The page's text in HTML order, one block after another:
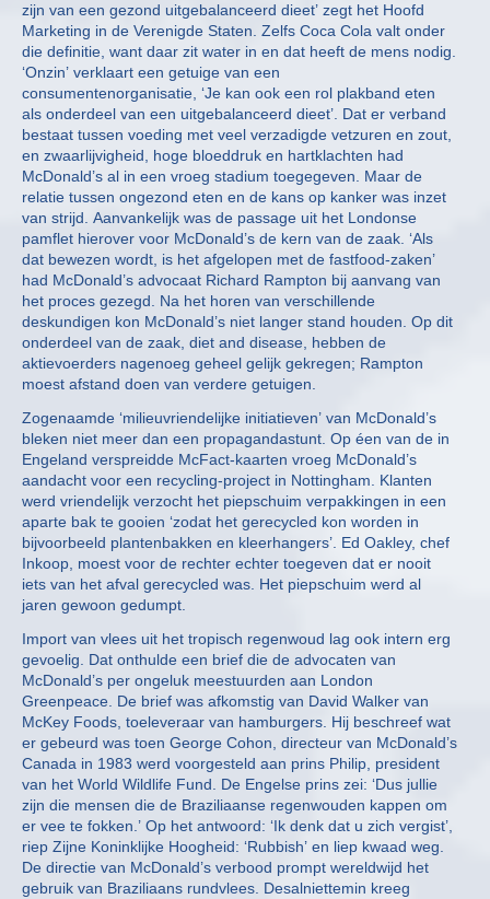
zijn van een gezond uitgebalanceerd dieet’ zegt het Hoofd
Marketing in de Verenigde Staten. Zelfs Coca Cola valt onder
die definitie, want daar zit water in en dat heeft de mens nodig.
‘Onzin’ verklaart een getuige van een
consumentenorganisatie, ‘Je kan ook een rol plakband eten
als onderdeel van een uitgebalanceerd dieet’. Dat er verband
bestaat tussen voeding met veel verzadigde vetzuren en zout,
en zwaarlijvigheid, hoge bloeddruk en hartklachten had
McDonald’s al in een vroeg stadium toegegeven. Maar de
relatie tussen ongezond eten en de kans op kanker was inzet
van strijd. Aanvankelijk was de passage uit het Londonse
pamflet hierover voor McDonald’s de kern van de zaak. ‘Als
dat bewezen wordt, is het afgelopen met de fastfood-zaken’
had McDonald’s advocaat Richard Rampton bij aanvang van
het proces gezegd. Na het horen van verschillende
deskundigen kon McDonald’s niet langer stand houden. Op dit
onderdeel van de zaak, diet and disease, hebben de
aktievoerders nagenoeg geheel gelijk gekregen; Rampton
moest afstand doen van verdere getuigen.
Zogenaamde ‘milieuvriendelijke initiatieven’ van McDonald’s
bleken niet meer dan een propagandastunt. Op éen van de in
Engeland verspreidde McFact-kaarten vroeg McDonald’s
aandacht voor een recycling-project in Nottingham. Klanten
werd vriendelijk verzocht het piepschuim verpakkingen in een
aparte bak te gooien ‘zodat het gerecycled kon worden in
bijvoorbeeld plantenbakken en kleerhangers’. Ed Oakley, chef
Inkoop, moest voor de rechter echter toegeven dat er nooit
iets van het afval gerecycled was. Het piepschuim werd al
jaren gewoon gedumpt.
Import van vlees uit het tropisch regenwoud lag ook intern erg
gevoelig. Dat onthulde een brief die de advocaten van
McDonald’s per ongeluk meestuurden aan London
Greenpeace. De brief was afkomstig van David Walker van
McKey Foods, toeleveraar van hamburgers. Hij beschreef wat
er gebeurd was toen George Cohon, directeur van McDonald’s
Canada in 1983 werd voorgesteld aan prins Philip, president
van het World Wildlife Fund. De Engelse prins zei: ‘Dus jullie
zijn die mensen die de Braziliaanse regenwouden kappen om
er vee te fokken.’ Op het antwoord: ‘Ik denk dat u zich vergist’,
riep Zijne Koninklijke Hoogheid: ‘Rubbish’ en liep kwaad weg.
De directie van McDonald’s verbood prompt wereldwijd het
gebruik van Braziliaans rundvlees. Desalniettemin kreeg